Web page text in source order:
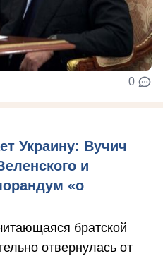
0
Украину: Вучич
и
«о
братской
отвернулась от